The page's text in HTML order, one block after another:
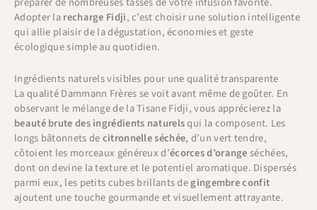
Adopter larecharge Fidji, c’est choisir une solution intelligente
qui allie plaisir de la dégustation, économies et geste
écologique simple au quotidien.
Ingrédients naturels visibles pour une qualité transparente
La qualité Dammann Frères se voit avant même de goûter. En
observant le mélange de la Tisane Fidji, vous apprécierez la
beauté brute des ingrédients naturelsqui la composent. Les
longs bâtonnets decitronnelle séchée, d’un vert tendre,
côtoient les morceaux généreux d’écorces d’orangeséchées,
dont on devine la texture et le potentiel aromatique. Dispersés
parmi eux, les petits cubes brillants degingembre confit
ajoutent une touche gourmande et visuellement attrayante.